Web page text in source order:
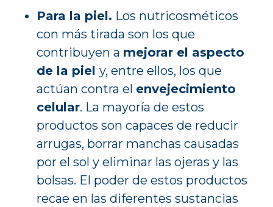
Para la piel. Los nutricosméticos
con más tirada son los que
contribuyen a mejorar el aspecto
de la piel y, entre ellos, los que
actúan contra el envejecimiento
celular. La mayoría de estos
productos son capaces de reducir
arrugas, borrar manchas causadas
por el sol y eliminar las ojeras y las
bolsas. El poder de estos productos
recae en las diferentes sustancias